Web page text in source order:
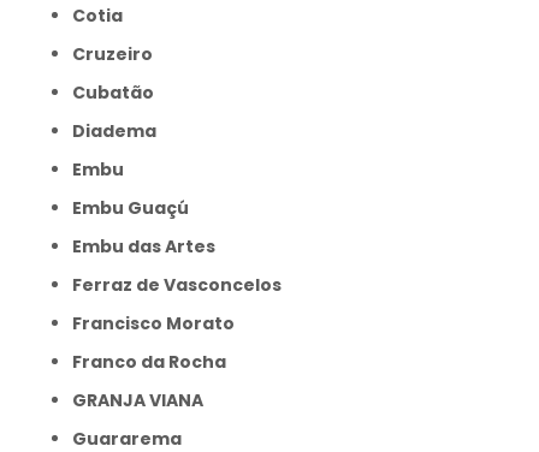
Cotia
Cruzeiro
Cubatão
Diadema
Embu
Embu Guaçú
Embu das Artes
Ferraz de Vasconcelos
Francisco Morato
Franco da Rocha
GRANJA VIANA
Guararema